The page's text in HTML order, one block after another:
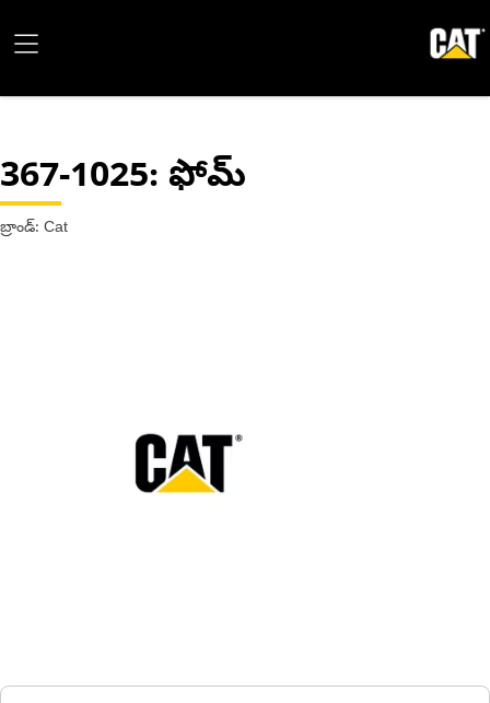
367-1025: ఫోమ్
బ్రాండ్: Cat